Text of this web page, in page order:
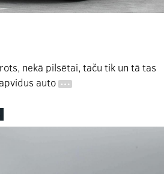
nekā pilsētai, taču tik un tā tas
auto …